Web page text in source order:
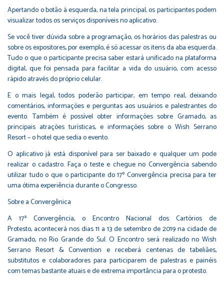
Apertando o botão à esquerda, na tela principal, os participantes podem
visualizar todos os serviços disponíveis no aplicativo.
Se você tiver dúvida sobre a programação, os horários das palestras ou
sobre os expositores, por exemplo, é só acessar os itens da aba esquerda.
Tudo o que o participante precisa saber estará unificado na plataforma
digital, que foi pensada para facilitar a vida do usuário, com acesso
rápido através do próprio celular.
E o mais legal, todos poderão participar, em tempo real, deixando
comentários, informações e perguntas aos usuários e palestrantes do
evento. Também é possível obter informações sobre Gramado, as
principais atrações turísticas, e informações sobre o Wish Serrano
Resort – o hotel que sedia o evento.
O aplicativo já está disponível para ser baixado e qualquer um pode
realizar o cadastro. Faça o teste e chegue no Convergência sabendo
utilizar tudo o que o participante do 17º Convergência precisa para ter
uma ótima experiência durante o Congresso.
Sobre a Convergênica
A 17ª Convergência, o Encontro Nacional dos Cartórios de
Protesto, acontecerá nos dias 11 a 13 de setembro de 2019 na cidade de
Gramado, no Rio Grande do Sul. O Encontro será realizado no Wish
Serrano Resort & Convention e receberá centenas de tabeliães,
substitutos e colaboradores para participarem de palestras e painéis
com temas bastante atuais e de extrema importância para o protesto.